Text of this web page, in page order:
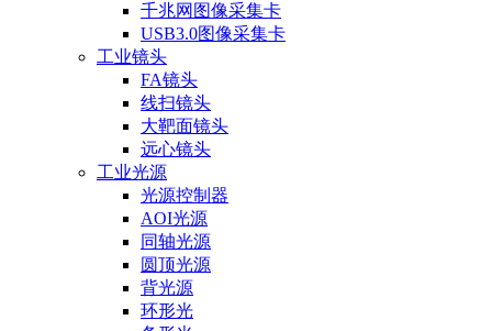
千兆网图像采集卡
USB3.0图像采集卡
工业镜头
FA镜头
线扫镜头
大靶面镜头
远心镜头
工业光源
光源控制器
AOI光源
同轴光源
圆顶光源
背光源
环形光